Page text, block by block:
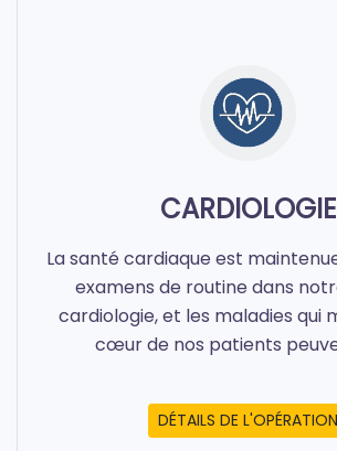
CARDIOLOGIE
La santé cardiaque est
examens de routine dans
cardiologie, et les maladies qui
cœur de nos patients
DÉTAILS DE L'OPÉRATION